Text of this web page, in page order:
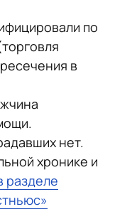
по
в
нет.
хронике и
разделе